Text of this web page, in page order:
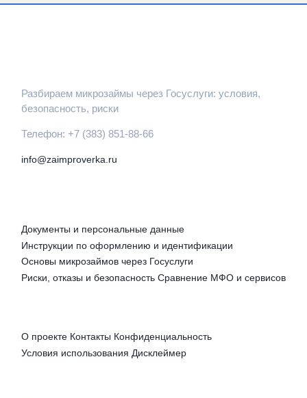
Разбираем микрозаймы через Госуслуги: условия,
безопасность, риски
Телефон: +7 (383) 851-88-66
info@zaimproverka.ru
Документы и персональные данные
Инструкции по оформлению и идентификации
Основы микрозаймов через Госуслуги
Риски, отказы и безопасность Сравнение МФО и сервисов
О проекте Контакты Конфиденциальность
Условия использования Дисклеймер